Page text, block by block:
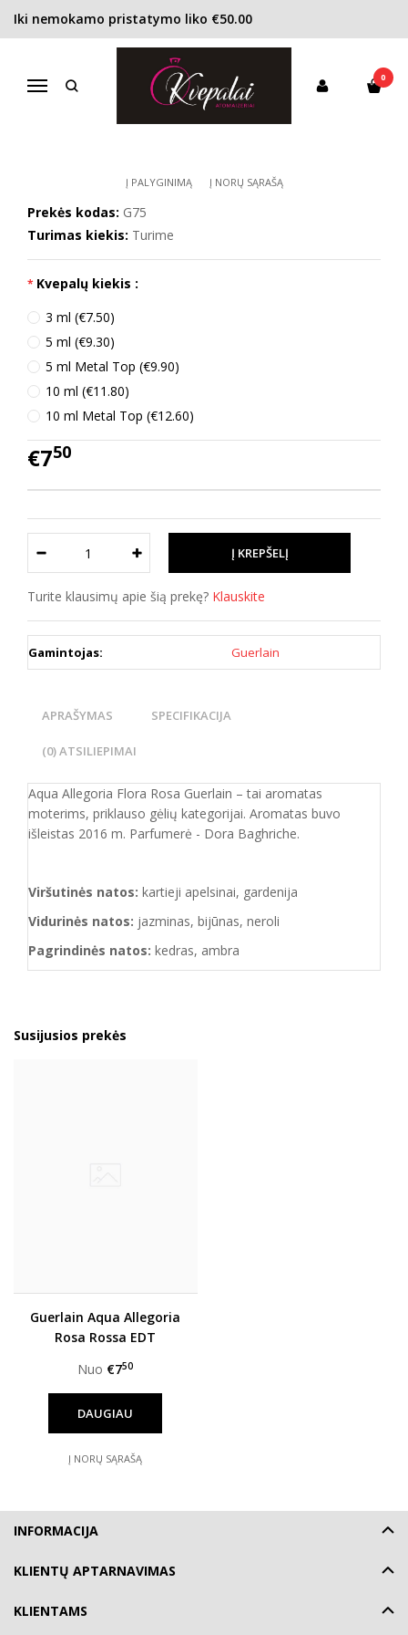
Iki nemokamo pristatymo liko €50.00
Navigacija
0
Pagrindinis KONCENTRACIJA
Tualetinis vanduo (EDT)
Guerlain Aqua Allegoria Flora Rosa EDT moterims
GUERLAIN AQUA ALLEGORIA FLORA
ROSA EDT MOTERIMS
Į PALYGINIMĄ Į NORŲ SĄRAŠĄ
Prekės kodas: G75
Turimas kiekis: Turime
Kvepalų kiekis :
3 ml (€7.50)
5 ml (€9.30)
5 ml Metal Top (€9.90)
10 ml (€11.80)
10 ml Metal Top (€12.60)
€750
Turite klausimų apie šią prekę? Klauskite
Gamintojas: Guerlain
APRAŠYMAS SPECIFIKACIJA
(0) ATSILIEPIMAI
Aqua Allegoria Flora Rosa Guerlain – tai aromatas
moterims, priklauso gėlių kategorijai. Aromatas buvo
išleistas 2016 m. Parfumerė - Dora Baghriche.
Viršutinės natos: kartieji apelsinai, gardenija
Vidurinės natos: jazminas, bijūnas, neroli
Pagrindinės natos: kedras, ambra
Susijusios prekės
Guerlain Aqua Allegoria
Rosa Rossa EDT
Nuo €750
DAUGIAU
Į NORŲ SĄRAŠĄ
INFORMACIJA
KLIENTŲ APTARNAVIMAS
KLIENTAMS